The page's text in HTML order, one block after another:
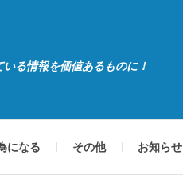
る情報を価値あるものに！
になる その他 お知らせ